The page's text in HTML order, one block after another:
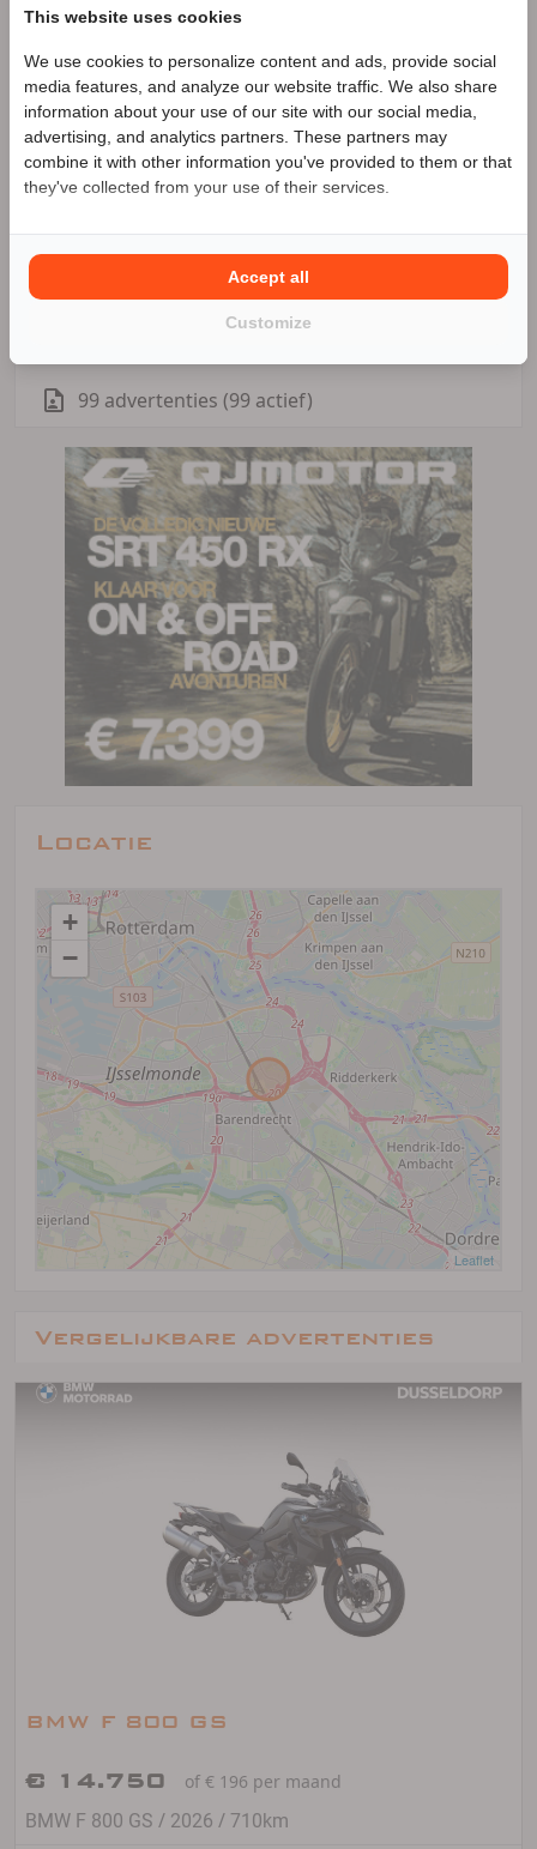
Zwolle is er altijd een team in de buurt dat u
Dusseldorp Motorrad
Barendrecht Zakelijke aanbieder
Barendrecht
99 advertenties (99 actief)
Locatie
+
−
Leaflet
Vergelijkbare advertenties
BMW F 800 GS
€ 14.750
of € 196 per maand
BMW F 800 GS / 2026 / 710km
Speciale Motor2go prijs
Benieuwd naar de speciale Motor2go prijs? Bel
223 7860
This website uses cookies
We use cookies to personalize content and ads, provide social
media features, and analyze our website traffic. We also share
information about your use of our site with our social media,
advertising, and analytics partners. These partners may
combine it with other information you've provided to them or that
they've collected from your use of their services.
Customize
Accept all